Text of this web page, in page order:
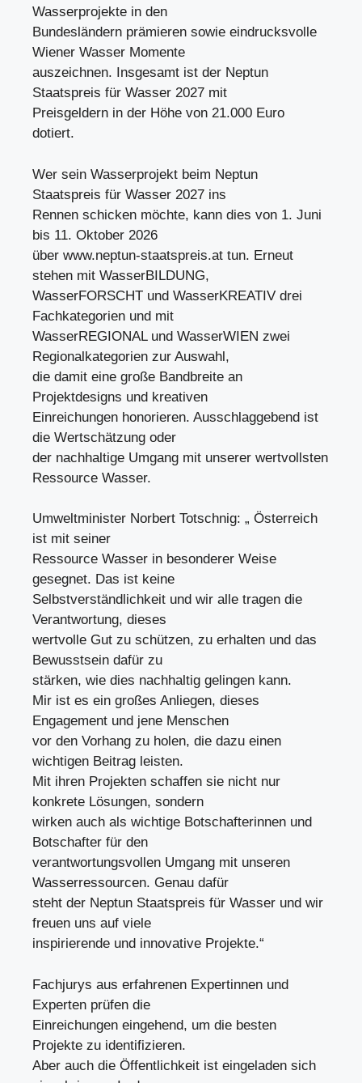
Wasserprojekte in den
Bundesländern prämieren sowie eindrucksvolle
Wiener Wasser Momente
auszeichnen. Insgesamt ist der Neptun
Staatspreis für Wasser 2027 mit
Preisgeldern in der Höhe von 21.000 Euro
dotiert.
Wer sein Wasserprojekt beim Neptun
Staatspreis für Wasser 2027 ins
Rennen schicken möchte, kann dies von 1. Juni
bis 11. Oktober 2026
über www.neptun-staatspreis.at tun. Erneut
stehen mit WasserBILDUNG,
WasserFORSCHT und WasserKREATIV drei
Fachkategorien und mit
WasserREGIONAL und WasserWIEN zwei
Regionalkategorien zur Auswahl,
die damit eine große Bandbreite an
Projektdesigns und kreativen
Einreichungen honorieren. Ausschlaggebend ist
die Wertschätzung oder
der nachhaltige Umgang mit unserer wertvollsten
Ressource Wasser.
Umweltminister Norbert Totschnig: „ Österreich
ist mit seiner
Ressource Wasser in besonderer Weise
gesegnet. Das ist keine
Selbstverständlichkeit und wir alle tragen die
Verantwortung, dieses
wertvolle Gut zu schützen, zu erhalten und das
Bewusstsein dafür zu
stärken, wie dies nachhaltig gelingen kann.
Mir ist es ein großes Anliegen, dieses
Engagement und jene Menschen
vor den Vorhang zu holen, die dazu einen
wichtigen Beitrag leisten.
Mit ihren Projekten schaffen sie nicht nur
konkrete Lösungen, sondern
wirken auch als wichtige Botschafterinnen und
Botschafter für den
verantwortungsvollen Umgang mit unseren
Wasserressourcen. Genau dafür
steht der Neptun Staatspreis für Wasser und wir
freuen uns auf viele
inspirierende und innovative Projekte.“
Fachjurys aus erfahrenen Expertinnen und
Experten prüfen die
Einreichungen eingehend, um die besten
Projekte zu identifizieren.
Aber auch die Öffentlichkeit ist eingeladen sich